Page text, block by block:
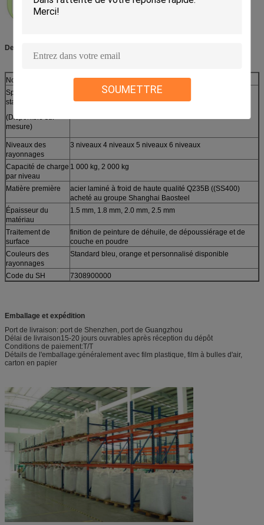
SOUMETTRE
Des détails rapides:
Nom du produit
Étagères de stockage de palettes lourdes
Spécification
standard
(Disponible sur
mesure)
Niveaux des
rayonnages
3 niveaux 4 niveaux 5 niveaux 6 niveaux
Capacité de charge
par niveau
1 000 kg, 2 000 kg
Matière première
acier laminé à froid de haute qualité Q235B ((SS400)
acheté au groupe Shanghai Baosteel
Épaisseur du
matériau
1.5 mm, 1.8 mm, 2.0 mm, 2.5 mm
Traitement de
surface
finition de peinture de déhuile, de dépoussiérage et de
couche en poudre
Couleurs des
rayonnages
Standard bleu, orange et personnalisé disponible
Code du SH 7308900000
Emballage et expédition
Port de livraison: port de Shenzhen, port de Guangzhou
Délai de livraison15-20 jours ouvrables après réception du dépôt
Conditions de paiement:T/T
Détails de l'emballage:généralement avec film plastique, film à bulles d'air,
carton en papier